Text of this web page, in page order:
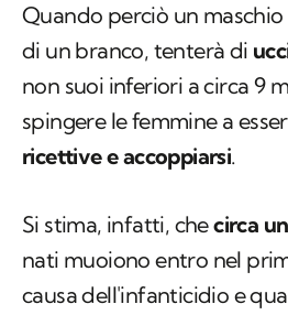
Quando perciò un
di un branco, tenterà di
non suoi inferiori a circa 9
spingere le femmine a
ricettive e accoppiarsi.
Si stima, infatti, checirca
nati muoiono entro nel
causa dell'infanticidio e